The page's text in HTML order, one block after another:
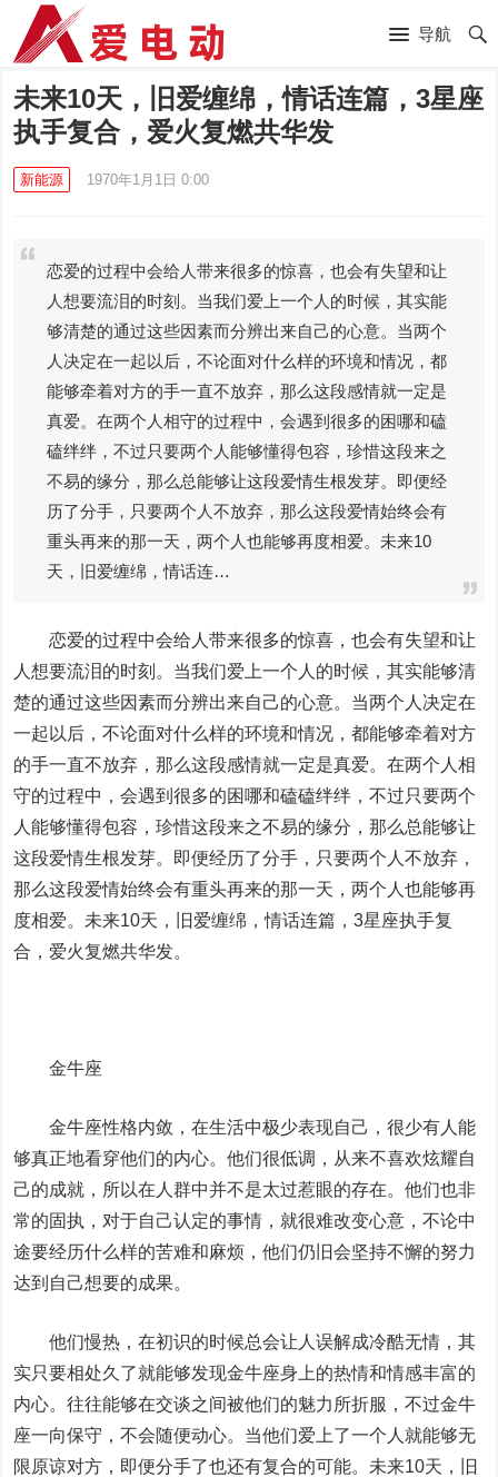
导航
未来10天，旧爱缠绵，情话连篇，3星座
执手复合，爱火复燃共华发
新能源 1970年1月1日 0:00
恋爱的过程中会给人带来很多的惊喜，也会有失望和让
人想要流泪的时刻。当我们爱上一个人的时候，其实能
够清楚的通过这些因素而分辨出来自己的心意。当两个
人决定在一起以后，不论面对什么样的环境和情况，都
能够牵着对方的手一直不放弃，那么这段感情就一定是
真爱。在两个人相守的过程中，会遇到很多的困哪和磕
磕绊绊，不过只要两个人能够懂得包容，珍惜这段来之
不易的缘分，那么总能够让这段爱情生根发芽。即便经
历了分手，只要两个人不放弃，那么这段爱情始终会有
重头再来的那一天，两个人也能够再度相爱。未来10
天，旧爱缠绵，情话连…
恋爱的过程中会给人带来很多的惊喜，也会有失望和让
人想要流泪的时刻。当我们爱上一个人的时候，其实能够清
楚的通过这些因素而分辨出来自己的心意。当两个人决定在
一起以后，不论面对什么样的环境和情况，都能够牵着对方
的手一直不放弃，那么这段感情就一定是真爱。在两个人相
守的过程中，会遇到很多的困哪和磕磕绊绊，不过只要两个
人能够懂得包容，珍惜这段来之不易的缘分，那么总能够让
这段爱情生根发芽。即便经历了分手，只要两个人不放弃，
那么这段爱情始终会有重头再来的那一天，两个人也能够再
度相爱。未来10天，旧爱缠绵，情话连篇，3星座执手复
合，爱火复燃共华发。
金牛座
金牛座性格内敛，在生活中极少表现自己，很少有人能
够真正地看穿他们的内心。他们很低调，从来不喜欢炫耀自
己的成就，所以在人群中并不是太过惹眼的存在。他们也非
常的固执，对于自己认定的事情，就很难改变心意，不论中
途要经历什么样的苦难和麻烦，他们仍旧会坚持不懈的努力
达到自己想要的成果。
他们慢热，在初识的时候总会让人误解成冷酷无情，其
实只要相处久了就能够发现金牛座身上的热情和情感丰富的
内心。往往能够在交谈之间被他们的魅力所折服，不过金牛
座一向保守，不会随便动心。当他们爱上了一个人就能够无
限原谅对方，即便分手了也还有复合的可能。未来10天，旧